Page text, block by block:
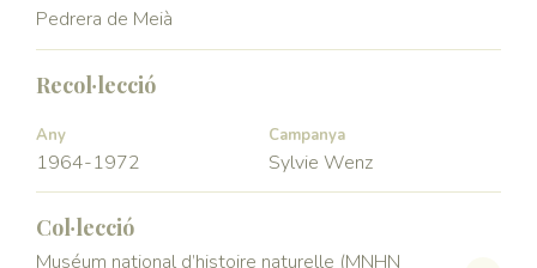
Pedrera de Meià
Recol·lecció
Any
1964-1972
Campanya
Sylvie Wenz
Col·lecció
Muséum national d’histoire naturelle (MNHN